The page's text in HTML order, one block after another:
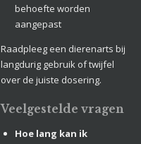
behoefte worden
aangepast
Raadpleeg een dierenarts bij
langdurig gebruik of twijfel
over de juiste dosering.
Veelgestelde vragen
Hoe lang kan ik